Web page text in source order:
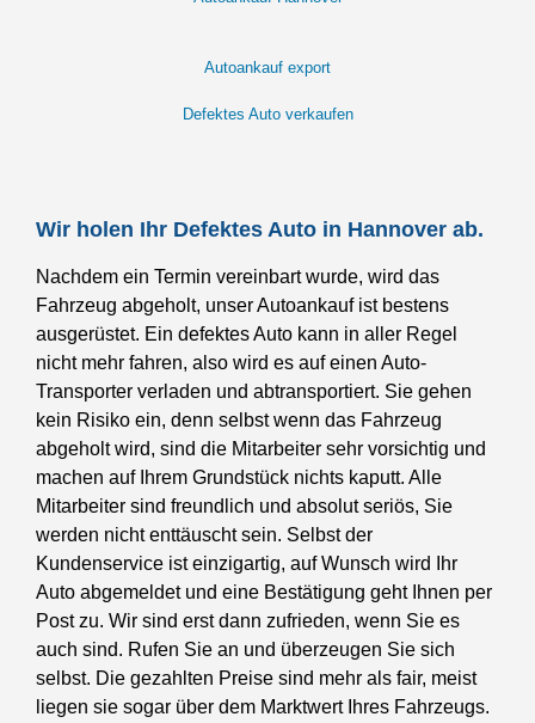
Autoankauf export
Defektes Auto verkaufen
Wir holen Ihr Defektes Auto in Hannover ab.
Nachdem ein Termin vereinbart wurde, wird das
Fahrzeug abgeholt, unser Autoankauf ist bestens
ausgerüstet. Ein defektes Auto kann in aller Regel
nicht mehr fahren, also wird es auf einen Auto-
Transporter verladen und abtransportiert. Sie gehen
kein Risiko ein, denn selbst wenn das Fahrzeug
abgeholt wird, sind die Mitarbeiter sehr vorsichtig und
machen auf Ihrem Grundstück nichts kaputt. Alle
Mitarbeiter sind freundlich und absolut seriös, Sie
werden nicht enttäuscht sein. Selbst der
Kundenservice ist einzigartig, auf Wunsch wird Ihr
Auto abgemeldet und eine Bestätigung geht Ihnen per
Post zu. Wir sind erst dann zufrieden, wenn Sie es
auch sind. Rufen Sie an und überzeugen Sie sich
selbst. Die gezahlten Preise sind mehr als fair, meist
liegen sie sogar über dem Marktwert Ihres Fahrzeugs.